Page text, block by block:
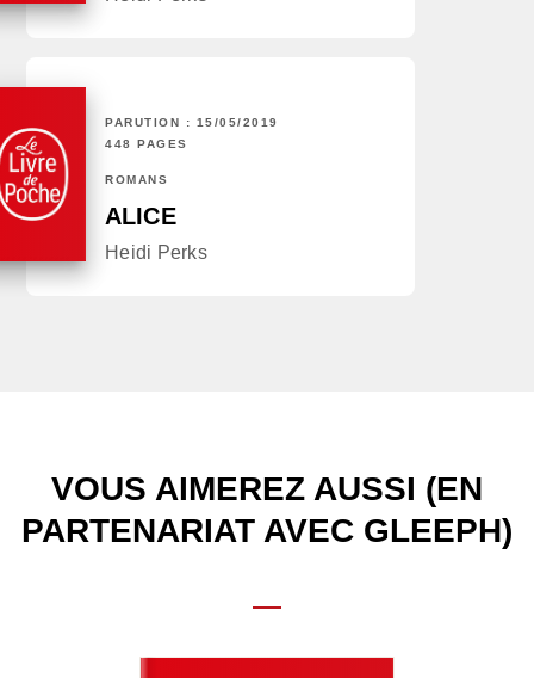
PARUTION : 15/05/2019
448 PAGES
ROMANS
ALICE
Heidi Perks
VOUS AIMEREZ AUSSI (EN
PARTENARIAT AVEC GLEEPH)